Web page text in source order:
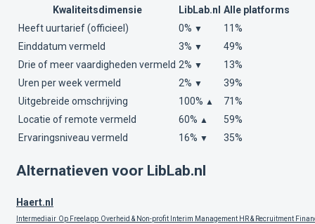
Kwaliteitsdimensie
LibLab.nl Alle platforms
Heeft uurtarief (officieel)
0% ▼
11%
Einddatum vermeld
3% ▼
49%
Drie of meer vaardigheden vermeld 2% ▼
13%
Uren per week vermeld
2% ▼
39%
Uitgebreide omschrijving
100% ▲
71%
Locatie of remote vermeld
60% ▲
59%
Ervaringsniveau vermeld
16% ▼ 35%
Alternatieven voor LibLab.nl
Haert.nl
Intermediair Op Freelapp Overheid & Non-profit Interim Management HR & Recruitment